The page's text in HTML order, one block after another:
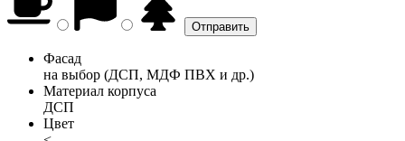
Фасад
на выбор (ДСП, МДФ ПВХ и др.)
Материал корпуса
ДСП
Цвет